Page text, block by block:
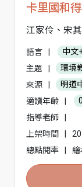
卡里國和
江家伶、宋
語言 | 中文
主題
|
環境
來源
|
明道
適讀年齡
|
指導老師
|
上架時間
|
總點閱率
| 繪